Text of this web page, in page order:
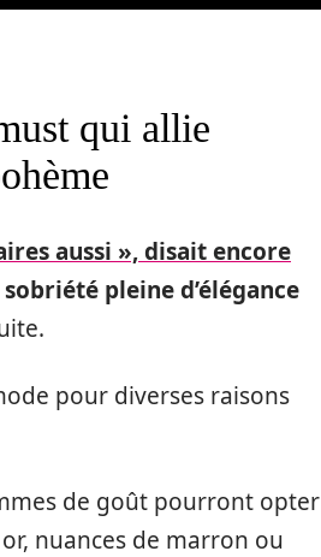
qui allie
aussi », disait encore
pleine d’élégance
pour diverses raisons
de goût pourront opter
nuances de marron ou